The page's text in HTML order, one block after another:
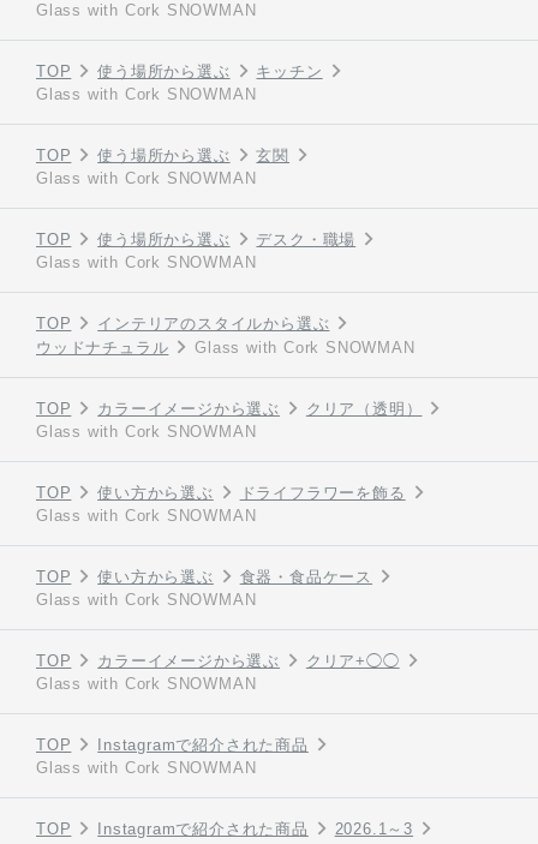
Glass with Cork SNOWMAN
TOP 使う場所から選ぶ
キッチン
Glass with Cork SNOWMAN
TOP 使う場所から選ぶ
玄関
Glass with Cork SNOWMAN
TOP 使う場所から選ぶ
デスク・職場
Glass with Cork SNOWMAN
TOP
インテリアのスタイルから選ぶ
ウッドナチュラル
Glass with Cork SNOWMAN
TOP カラーイメージから選ぶ
クリア（透明）
Glass with Cork SNOWMAN
TOP 使い方から選ぶ
ドライフラワーを飾る
Glass with Cork SNOWMAN
TOP 使い方から選ぶ
食器・食品ケース
Glass with Cork SNOWMAN
TOP カラーイメージから選ぶ
クリア+◯◯
Glass with Cork SNOWMAN
TOP
Instagramで紹介された商品
Glass with Cork SNOWMAN
TOP Instagramで紹介された商品
2026.1～3